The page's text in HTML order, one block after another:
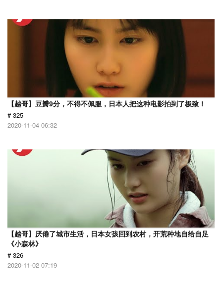
【越哥】豆瓣9分，不得不佩服，日本人把这种电影拍到了极致！
# 325
2020-11-04 06:32
【越哥】厌倦了城市生活，日本女孩回到农村，开荒种地自给自足
《小森林》
# 326
2020-11-02 07:19